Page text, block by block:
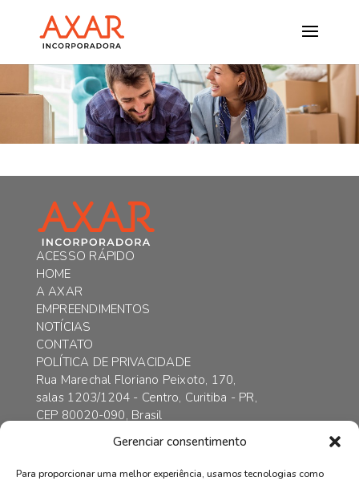
Gerenciar consentimento
Para proporcionar uma melhor experiência, usamos tecnologias como
ACESSO RÁPIDO
HOME
A AXAR
EMPREENDIMENTOS
NOTÍCIAS
CONTATO
POLÍTICA DE PRIVACIDADE
Rua Marechal Floriano Peixoto, 170,
salas 1203/1204 - Centro, Curitiba - PR,
CEP 80020-090, Brasil
+55 41 3352-6989
+55 41 99169-4578